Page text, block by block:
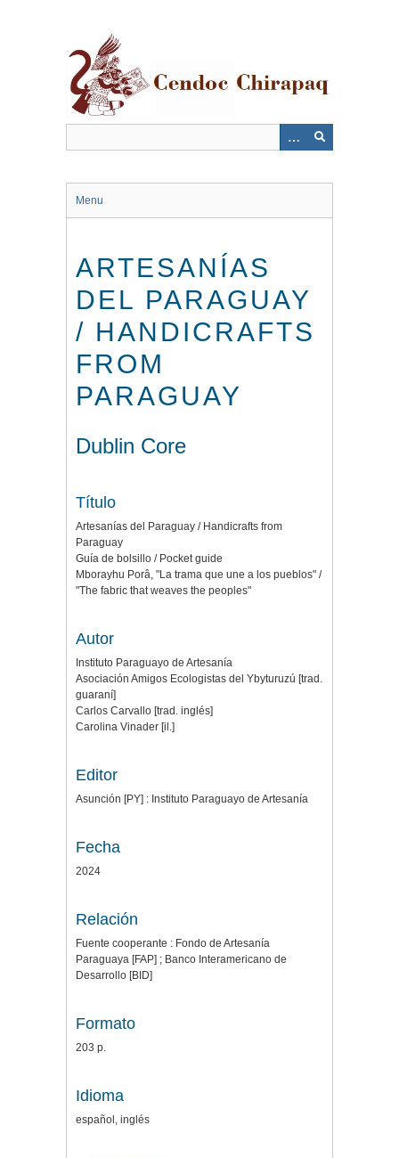
Menu
ARTESANÍAS
DEL PARAGUAY
/ HANDICRAFTS
FROM
PARAGUAY
Dublin Core
Título
Artesanías del Paraguay / Handicrafts from
Paraguay
Guía de bolsillo / Pocket guide
Mborayhu Porâ, "La trama que une a los pueblos" /
"The fabric that weaves the peoples"
Autor
Instituto Paraguayo de Artesanía
Asociación Amigos Ecologistas del Ybyturuzú [trad.
guaraní]
Carlos Carvallo [trad. inglés]
Carolina Vinader [il.]
Editor
Asunción [PY] : Instituto Paraguayo de Artesanía
Fecha
2024
Relación
Fuente cooperante : Fondo de Artesanía
Paraguaya [FAP] ; Banco Interamericano de
Desarrollo [BID]
Formato
203 p.
Idioma
español, inglés